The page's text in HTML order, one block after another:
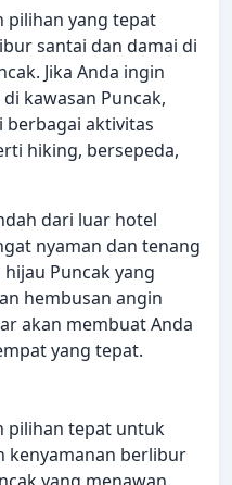
pilihan yang tepat
santai dan damai di
Jika Anda ingin
kawasan Puncak,
berbagai aktivitas
hiking, bersepeda,
dari luar hotel
nyaman dan tenang
Puncak yang
hembusan angin
akan membuat Anda
yang tepat.
pilihan tepat untuk
kenyamanan berlibur